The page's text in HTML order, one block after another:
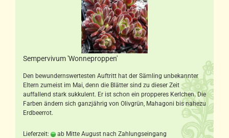
Sempervivum 'Wonneproppen'
Den bewundernswertesten Auftritt hat der Sämling unbekannter
Eltern zumeist im Mai, denn die Blätter sind zu dieser Zeit
auffallend stark sukkulent. Er ist schon ein propperes Kerlchen. Die
Farben ändern sich ganzjährig von Olivgrün, Mahagoni bis nahezu
Erdbeerrot.
Lieferzeit: ab Mitte August nach Zahlungseingang